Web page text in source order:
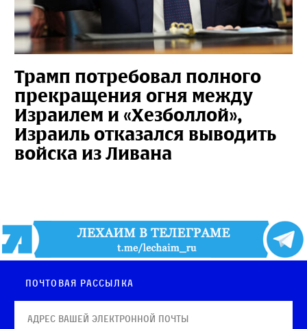
Трамп потребовал полного
прекращения огня между
Израилем и «Хезболлой»,
Израиль отказался выводить
войска из Ливана
Почтовая рассылка